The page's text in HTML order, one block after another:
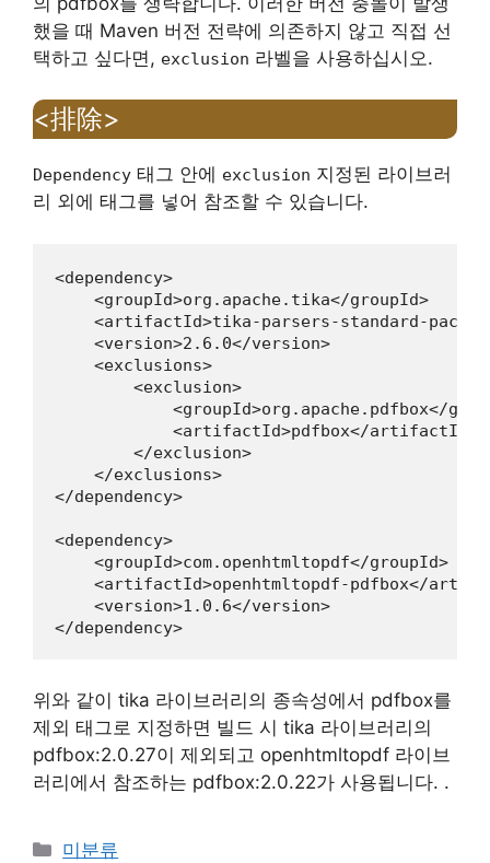
했을 때 Maven 버전 전략에 의존하지 않고 직접 선
택하고 싶다면, exclusion 라벨을 사용하십시오.
<排除>
Dependency 태그 안에 exclusion 지정된 라이브러
리 외에 태그를 넣어 참조할 수 있습니다.
<dependency>
    <groupId>org.apache.tika</groupId>
<artifactId>tika-parsers-standard-
    <version>2.6.0</version>
    <exclusions>
        <exclusion>
<groupId>org.apache.pdfbox</
            <artifactId>pdfbox</artifactId>
        </exclusion>
    </exclusions>
</dependency>
<dependency>
    <groupId>com.openhtmltopdf</groupId>
<artifactId>openhtmltopdf-pdfbox</
    <version>1.0.6</version>
</dependency>
위와 같이 tika 라이브러리의 종속성에서 pdfbox를
제외 태그로 지정하면 빌드 시 tika 라이브러리의
pdfbox:2.0.27이 제외되고 openhtmltopdf 라이브
러리에서 참조하는 pdfbox:2.0.22가 사용됩니다. .
Categories
미분류